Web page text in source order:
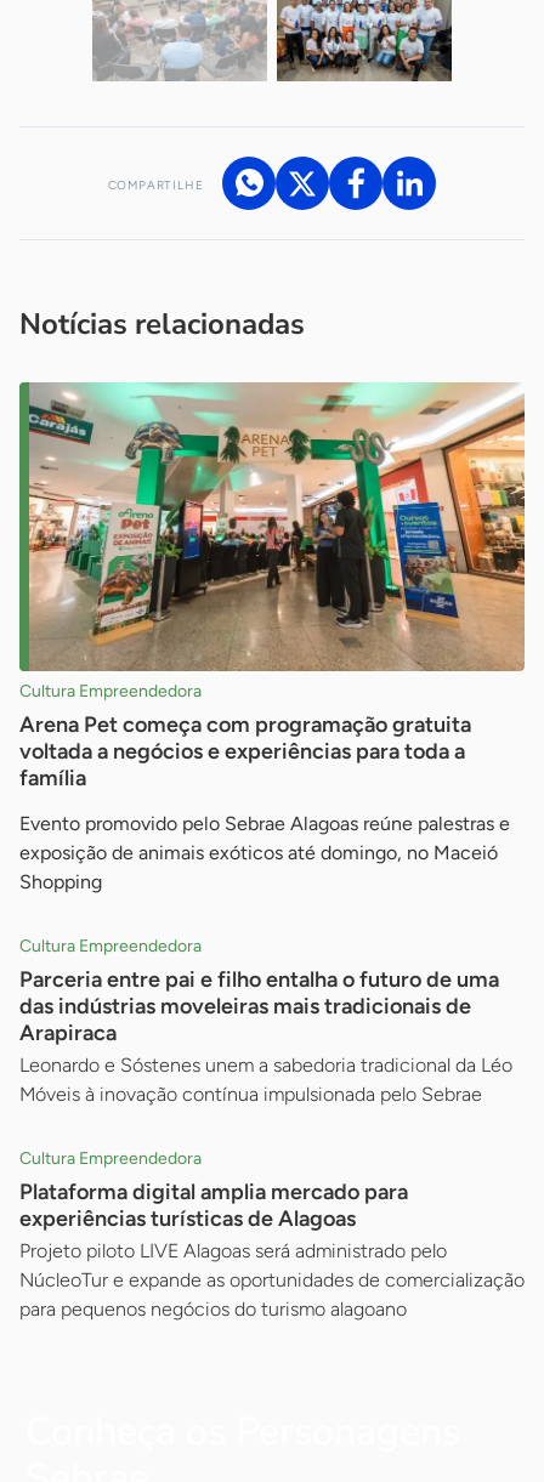
COMPARTILHE
Notícias relacionadas
Cultura Empreendedora
Arena Pet começa com programação gratuita
voltada a negócios e experiências para toda a
família
Evento promovido pelo Sebrae Alagoas reúne palestras e
exposição de animais exóticos até domingo, no Maceió
Shopping
Cultura Empreendedora
Parceria entre pai e filho entalha o futuro de uma
das indústrias moveleiras mais tradicionais de
Arapiraca
Leonardo e Sóstenes unem a sabedoria tradicional da Léo
Móveis à inovação contínua impulsionada pelo Sebrae
Cultura Empreendedora
Plataforma digital amplia mercado para
experiências turísticas de Alagoas
Projeto piloto LIVE Alagoas será administrado pelo
NúcleoTur e expande as oportunidades de comercialização
para pequenos negócios do turismo alagoano